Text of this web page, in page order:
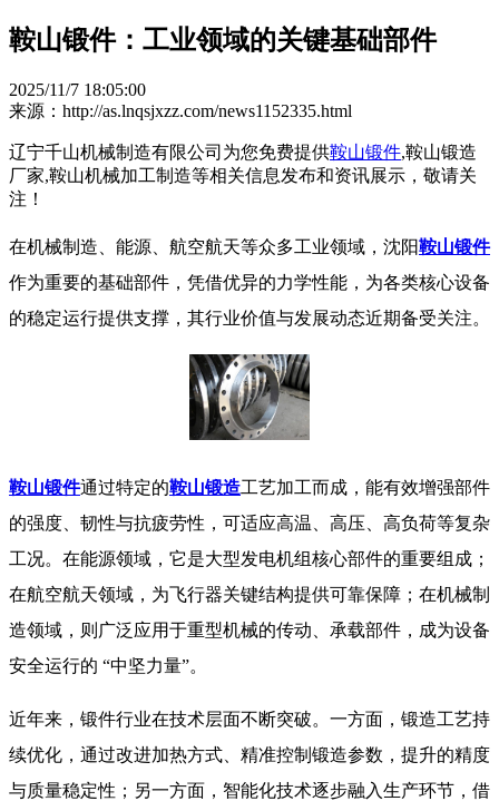
鞍山锻件：工业领域的关键基础部件
2025/11/7 18:05:00
来源：http://as.lnqsjxzz.com/news1152335.html
辽宁千山机械制造有限公司为您免费提供鞍山锻件,鞍山锻造
厂家,鞍山机械加工制造等相关信息发布和资讯展示，敬请关
注！
在机械制造、能源、航空航天等众多工业领域，沈阳鞍山锻件
作为重要的基础部件，凭借优异的力学性能，为各类核心设备
的稳定运行提供支撑，其行业价值与发展动态近期备受关注。
鞍山锻件通过特定的鞍山锻造工艺加工而成，能有效增强部件
的强度、韧性与抗疲劳性，可适应高温、高压、高负荷等复杂
工况。在能源领域，它是大型发电机组核心部件的重要组成；
在航空航天领域，为飞行器关键结构提供可靠保障；在机械制
造领域，则广泛应用于重型机械的传动、承载部件，成为设备
安全运行的 “中坚力量”。​
近年来，锻件行业在技术层面不断突破。一方面，锻造工艺持
续优化，通过改进加热方式、精准控制锻造参数，提升的精度
与质量稳定性；另一方面，智能化技术逐步融入生产环节，借